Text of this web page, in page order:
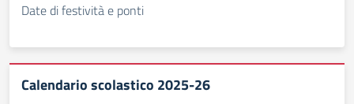
Date di festività e ponti
Calendario scolastico 2025-26